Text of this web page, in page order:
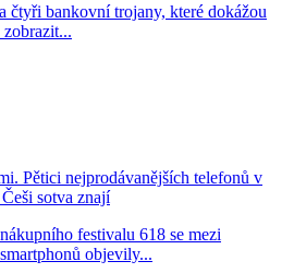
čtyři bankovní trojany, které dokážou
Pětici nejprodávanějších telefonů v
sotva znají
festivalu 618 se mezi
objevily...